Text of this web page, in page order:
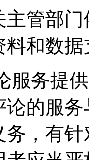
主管部
料和数
服务提
的服
，有